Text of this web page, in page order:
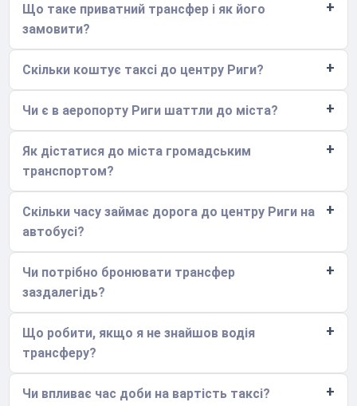
Що таке приватний трансфер і як його
замовити?
Скільки коштує таксі до центру Риги?
Чи є в аеропорту Риги шаттли до міста?
Як дістатися до міста громадським
транспортом?
Скільки часу займає дорога до центру Риги на
автобусі?
Чи потрібно бронювати трансфер
заздалегідь?
Що робити, якщо я не знайшов водія
трансферу?
Чи впливає час доби на вартість таксі?